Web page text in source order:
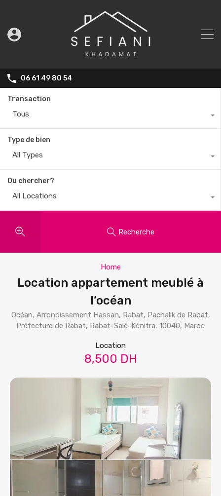
06 61 49 80 54
Transaction
Tous
Type de bien
All Types
Ou chercher?
All Locations
Recherche
Home
Location appartement meublé à
l’océan
Océan, Arrondissement Hassan, Rabat, Pachalik de Rabat,
Préfecture de Rabat, Rabat-Salé-Kénitra, 10040, Maroc
Location
8,500 DH